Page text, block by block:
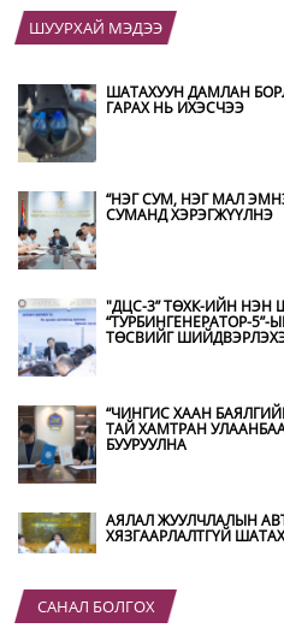
ШУУРХАЙ МЭДЭЭ
ШАТАХУУН ДАМЛАН
ГАРАХ НЬ ИХЭСЧЭЭ
“НЭГ СУМ, НЭГ МАЛ
СУМАНД ХЭРЭГЖҮҮЛНЭ
"ДЦС-3” ТӨХК-ИЙН НЭН
“ТУРБИНГЕНЕРАТОР-
ТӨСВИЙГ
“ЧИНГИС ХААН
ТАЙ ХАМТРАН
БУУРУУЛНА
АЯЛАЛ ЖУУЛЧЛАЛЫН
ХЯЗГААРЛАЛТГҮЙ
“ХОТЫН ДАРГА СОНСОЖ
САНАЛ БОЛГОХ